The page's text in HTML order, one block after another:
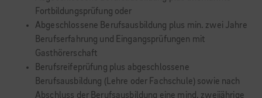
Fortbildungsprüfung oder
Abgeschlossene Berufsausbildung plus min. zwei Jahre
Berufserfahrung und Eingangsprüfungen mit
Gasthörerschaft
Berufsreifeprüfung plus abgeschlossene
Berufsausbildung (Lehre oder Fachschule) sowie nach
Abschluss der Berufsausbildung eine mind. zweijährige